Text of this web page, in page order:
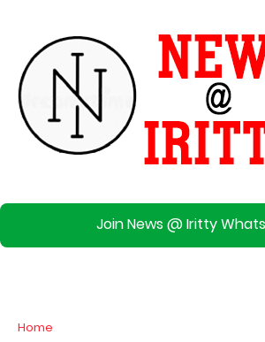
Join News @ Iritty
Home